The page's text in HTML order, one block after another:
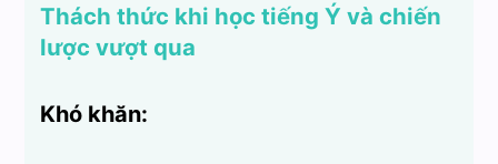
Thách thức khi học tiếng Ý và chiến
lược vượt qua
Khó khăn: